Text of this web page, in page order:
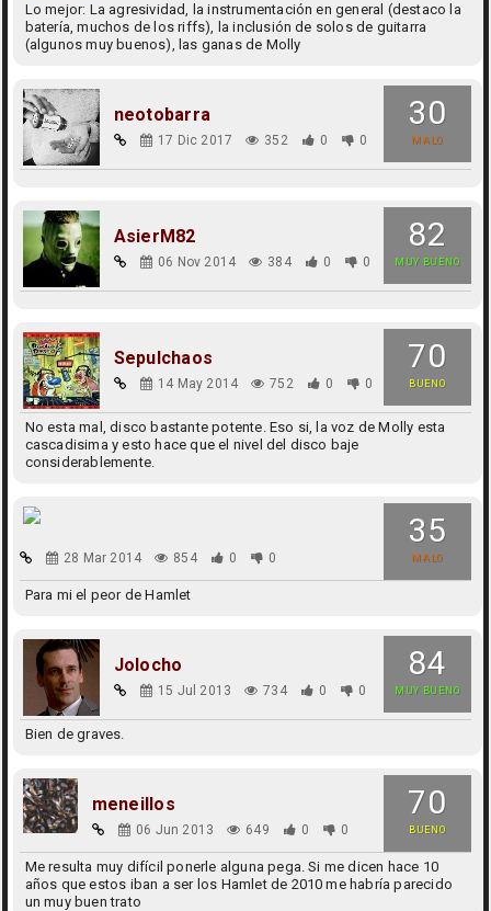
Lo mejor: La agresividad, la instrumentación en general (destaco la
batería, muchos de los riffs), la inclusión de solos de guitarra
(algunos muy buenos), las ganas de Molly
30
MALO
neotobarra
17 Dic 2017 352 0 0
82
MUY BUENO
AsierM82
06 Nov 2014 384 0 0
70
BUENO
Sepulchaos
14 May 2014 752 0 0
No esta mal, disco bastante potente. Eso si, la voz de Molly esta
cascadisima y esto hace que el nivel del disco baje
considerablemente.
35
MALO
28 Mar 2014 854 0 0
Para mi el peor de Hamlet
84
MUY BUENO
Jolocho
15 Jul 2013 734 0 0
Bien de graves.
70
BUENO
meneillos
06 Jun 2013 649 0 0
Me resulta muy difícil ponerle alguna pega. Si me dicen hace 10
años que estos iban a ser los Hamlet de 2010 me habría parecido
un muy buen trato